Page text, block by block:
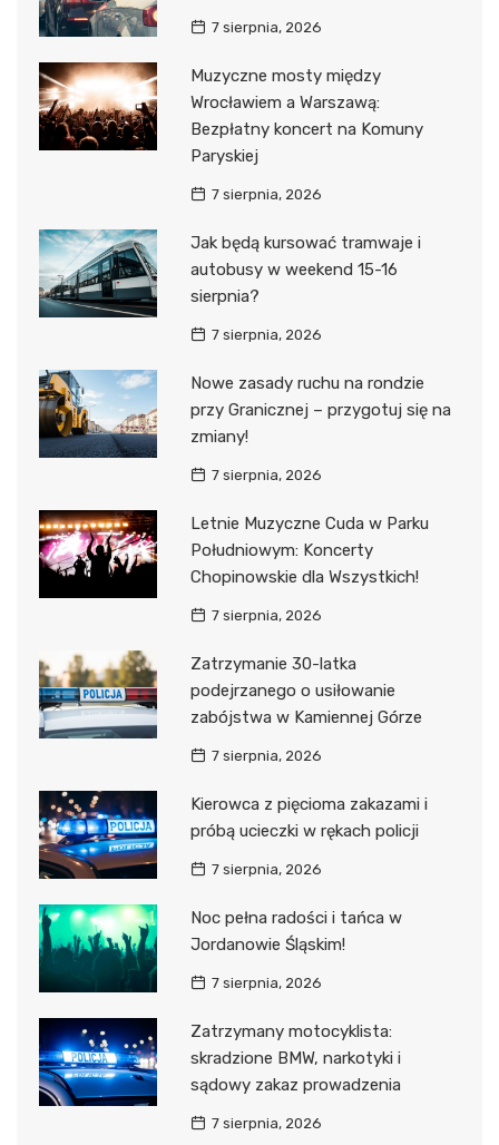
7 sierpnia, 2026
Muzyczne mosty między
Wrocławiem a Warszawą:
Bezpłatny koncert na Komuny
Paryskiej
7 sierpnia, 2026
Jak będą kursować tramwaje i
autobusy w weekend 15-16
sierpnia?
7 sierpnia, 2026
Nowe zasady ruchu na rondzie
przy Granicznej – przygotuj się na
zmiany!
7 sierpnia, 2026
Letnie Muzyczne Cuda w Parku
Południowym: Koncerty
Chopinowskie dla Wszystkich!
7 sierpnia, 2026
Zatrzymanie 30-latka
podejrzanego o usiłowanie
zabójstwa w Kamiennej Górze
7 sierpnia, 2026
Kierowca z pięcioma zakazami i
próbą ucieczki w rękach policji
7 sierpnia, 2026
Noc pełna radości i tańca w
Jordanowie Śląskim!
7 sierpnia, 2026
Zatrzymany motocyklista:
skradzione BMW, narkotyki i
sądowy zakaz prowadzenia
7 sierpnia, 2026